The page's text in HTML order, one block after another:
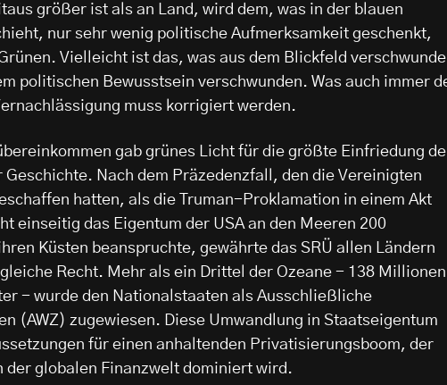
größer ist als an Land, wird dem, was in der blauen
nur sehr wenig politische Aufmerksamkeit geschenkt,
Vielleicht ist das, was aus dem Blickfeld
politischen Bewusstsein verschwunden. Was auch immer
muss korrigiert werden.
gab grünes Licht für die größte Einfriedung
Geschichte. Nach dem Präzedenzfall, den die Vereinigten
hatten, als die Truman-Proklamation in einem Akt
einseitig das Eigentum der USA an den Meeren 200
Küsten beanspruchte, gewährte das SRÜ allen Ländern
Recht. Mehr als ein Drittel der Ozeane - 138 Millionen
- wurde den Nationalstaaten als Ausschließliche
(AWZ) zugewiesen. Diese Umwandlung in Staatseigentum
für einen anhaltenden Privatisierungsboom, der
der globalen Finanzwelt dominiert wird.